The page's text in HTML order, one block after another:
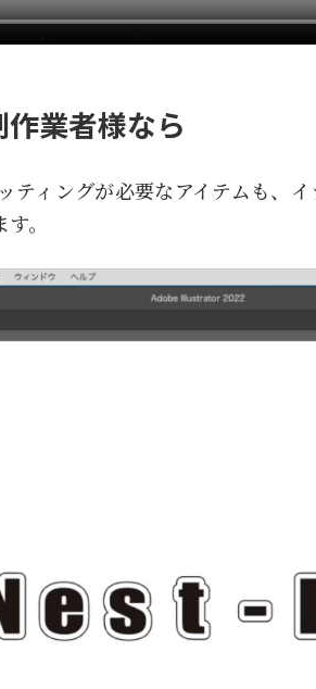
業者様なら
ティングが必要なアイテムも、
。